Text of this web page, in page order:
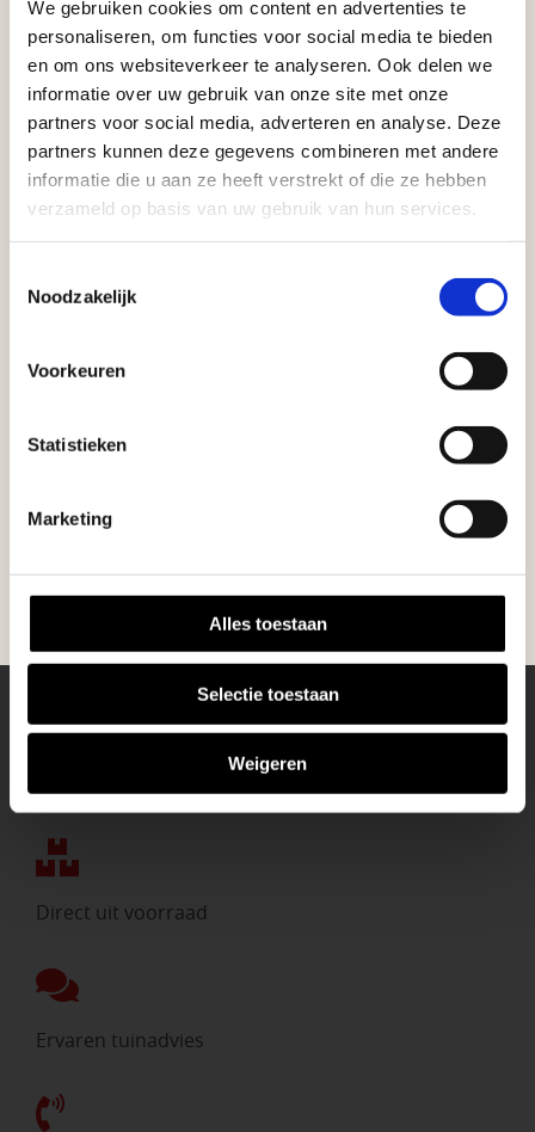
We gebruiken cookies om content en advertenties te
personaliseren, om functies voor social media te bieden
en om ons websiteverkeer te analyseren. Ook delen we
informatie over uw gebruik van onze site met onze
partners voor social media, adverteren en analyse. Deze
partners kunnen deze gegevens combineren met andere
informatie die u aan ze heeft verstrekt of die ze hebben
verzameld op basis van uw gebruik van hun services.
Noodzakelijk
Voorkeuren
Statistieken
Marketing
Alles toestaan
Selectie toestaan
Weigeren
aan producten van topkwaliteit. Lees meer over de
zakelijke mogelijkheden.
Vrijblijvend advies?
NEEM CONTACT MET ONS OP
Direct uit voorraad
Ervaren tuinadvies
Aangepaste openingstijden tijdens de
vakantieperiode
Waardenburg en Vego Dordrecht hanteren tijdens
de vakantieperiode aangepaste openingstijden op
zaterdag. Bekijk de vestigingspagina voor de
actuele openingstijden.
maanden dicht is voor al het wegverkeer, is het fijn
Met vier vestigingen en inspirerende showtuinen
tuinproject.